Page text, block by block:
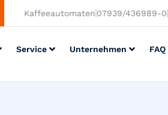
Kaffeeautomaten 07939/436989-0
Service Unternehmen FAQ